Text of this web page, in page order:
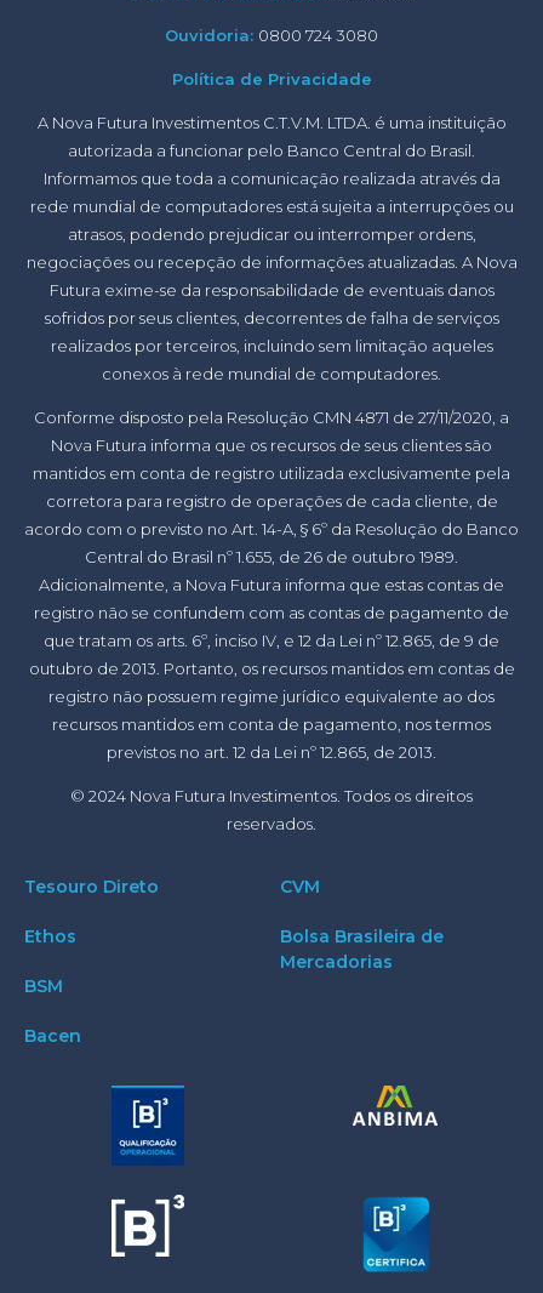
Ouvidoria: 0800 724 3080
Política de Privacidade
A Nova Futura Investimentos C.T.V.M. LTDA. é uma instituição
autorizada a funcionar pelo Banco Central do Brasil.
Informamos que toda a comunicação realizada através da
rede mundial de computadores está sujeita a interrupções ou
atrasos, podendo prejudicar ou interromper ordens,
negociações ou recepção de informações atualizadas. A Nova
Futura exime-se da responsabilidade de eventuais danos
sofridos por seus clientes, decorrentes de falha de serviços
realizados por terceiros, incluindo sem limitação aqueles
conexos à rede mundial de computadores.
Conforme disposto pela Resolução CMN 4871 de 27/11/2020, a
Nova Futura informa que os recursos de seus clientes são
mantidos em conta de registro utilizada exclusivamente pela
corretora para registro de operações de cada cliente, de
acordo com o previsto no Art. 14-A, § 6º da Resolução do Banco
Central do Brasil nº 1.655, de 26 de outubro 1989.
Adicionalmente, a Nova Futura informa que estas contas de
registro não se confundem com as contas de pagamento de
que tratam os arts. 6º, inciso IV, e 12 da Lei nº 12.865, de 9 de
outubro de 2013. Portanto, os recursos mantidos em contas de
registro não possuem regime jurídico equivalente ao dos
recursos mantidos em conta de pagamento, nos termos
previstos no art. 12 da Lei nº 12.865, de 2013.
© 2024 Nova Futura Investimentos. Todos os direitos
reservados.
Tesouro Direto
Ethos
BSM
Bacen
CVM
Bolsa Brasileira de
Mercadorias